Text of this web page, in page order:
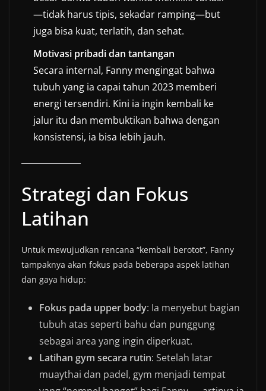
—tidak harus tipis, sekadar ramping—but
juga bisa kuat, terlatih, dan sehat.
Motivasi pribadi dan tantangan
Secara internal, Fanny mengingat bahwa
tubuh yang ia capai tahun 2023 memberi
energi tersendiri. Kini ia ingin kembali ke
jalur itu dan membuktikan bahwa dengan
konsistensi, ia bisa lebih jauh.
Strategi dan Fokus
Latihan
Untuk mewujudkan rencana “kembali berotot”, Fanny
tampaknya akan fokus pada beberapa aspek latihan
dan gaya hidup:
Fokus pada upper body: Ia menyebut bagian
tubuh atas seperti bahu dan punggung
sebagai area yang ingin diperkuat.
Latihan gym secara rutin: Setelah latar
muaythai dan padel, gym menjadi tempat